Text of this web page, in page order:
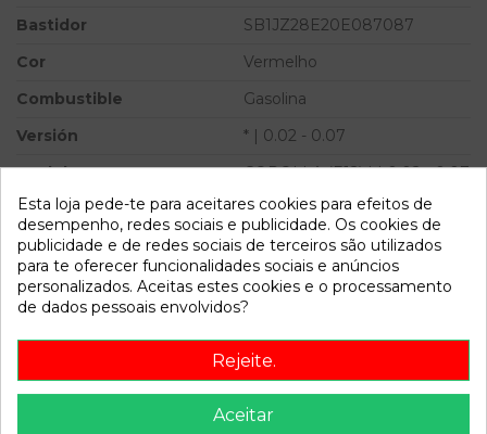
Bastidor
SB1JZ28E20E087087
Cor
Vermelho
Combustible
Gasolina
Versión
* | 0.02 - 0.07
Modelo
COROLLA (E12) * | 0.02 - 0.07
Referência 802923
Disponível a partir de: 2022-04-06
Descrição
Recambio de amortiguador trasero para toyota corolla (e12)
| 0.02 - 0.07 | 0.02 - 0.07 referencia OEM IAM
Esta loja pede-te para aceitares cookies para efeitos de
desempenho, redes sociais e publicidade. Os cookies de
publicidade e de redes sociais de terceiros são utilizados
para te oferecer funcionalidades sociais e anúncios
personalizados. Aceitas estes cookies e o processamento
de dados pessoais envolvidos?
Rejeite.
Aceitar